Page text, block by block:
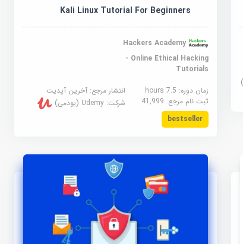
Kali Linux Tutorial For Beginners
Hackers Academy
- Online Ethical Hacking
Tutorials
زمان دوره: 7.5 hours
انتشار مرجع:آخرین آپدیت
ثبت نام مرجع: 41,999 شرکت:Udemy (یودمی)
bestseller